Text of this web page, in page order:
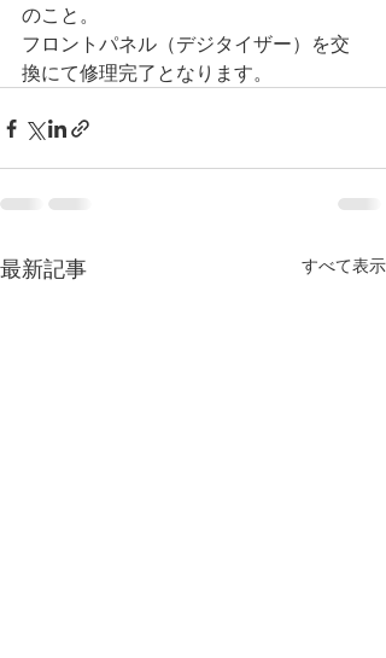
のこと。
フロントパネル（デジタイザー）を交
換にて修理完了となります。
最新記事 すべて表示